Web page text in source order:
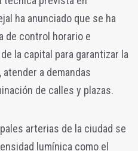
ha anunciado que se ha
de control horario e
la capital para garantizar la
a demandas
de calles y plazas.
arterias de la ciudad se
lumínica como el